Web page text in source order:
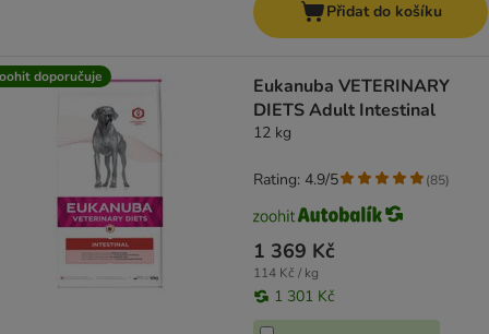
Přidat do košíku
doporučuje
Eukanuba VETERINARY
DIETS Adult Intestinal
12 kg
1 369 Kč
114 Kč / kg
1 301 Kč
Rating: 4.9/5 (85)